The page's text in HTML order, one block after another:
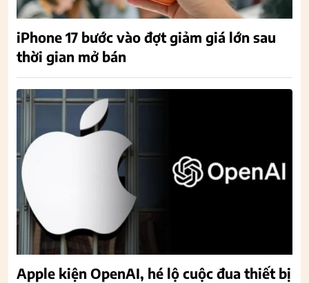
iPhone 17 bước vào đợt giảm giá lớn sau
thời gian mở bán
Apple kiện OpenAI, hé lộ cuộc đua thiết bị